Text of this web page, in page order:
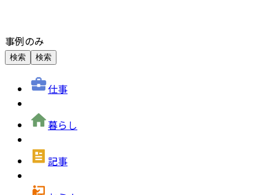
事例のみ
検索 検索
仕事
暮らし
記事